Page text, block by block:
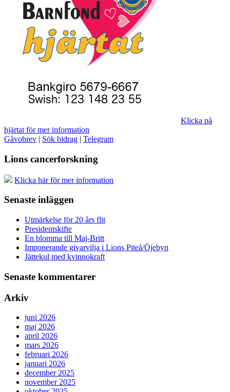
Klicka på
hjärtat för mer information
Gåvobrev | Sök bidrag | Telegram
Lions cancerforskning
Klicka här för mer information
Senaste inläggen
Utmärkelse för 20 års flit
Presidentskifte
En blomma till Maj-Britt
Imponerande givarvilja i Lions Piteå/Öjebyn
Jättekul med kvinnokraft
Senaste kommentarer
Arkiv
juni 2026
maj 2026
april 2026
mars 2026
februari 2026
januari 2026
december 2025
november 2025